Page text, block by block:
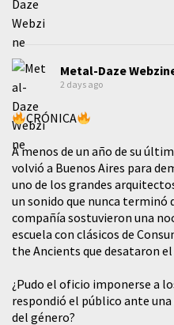
Metal-Daze
2 days ago
CRÓNICA
A menos de un año de su
volvió a Buenos Aires para
uno de los grandes
un sonido que nunca terminó
compañía sostuvieron una
escuela con clásicos de
the Ancients que desataron
¿Pudo el oficio imponerse a
respondió el público ante
del género?